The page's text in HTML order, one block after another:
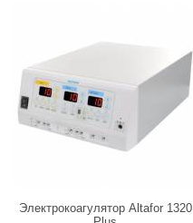
Электрокоагулятор Altafor 1320